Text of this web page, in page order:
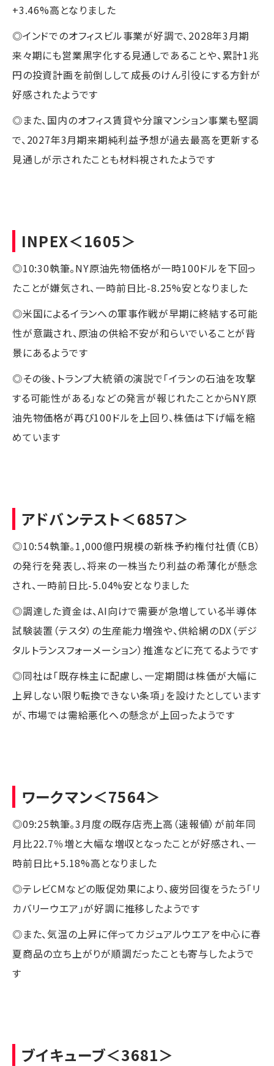
+3.46%高となりました
◎インドでのオフィスビル事業が好調で、2028年3月期
来々期にも営業黒字化する見通しであることや、累計1兆
円の投資計画を前倒しして成長のけん引役にする方針が
好感されたようです
◎また、国内のオフィス賃貸や分譲マンション事業も堅調
で、2027年3月期来期純利益予想が過去最高を更新する
見通しが示されたことも材料視されたようです
INPEX＜1605＞
◎10:30執筆。NY原油先物価格が一時100ドルを下回っ
たことが嫌気され、一時前日比-8.25%安となりました
◎米国によるイランへの軍事作戦が早期に終結する可能
性が意識され、原油の供給不安が和らいでいることが背
景にあるようです
◎その後、トランプ大統領の演説で「イランの石油を攻撃
する可能性がある」などの発言が報じれたことからNY原
油先物価格が再び100ドルを上回り、株価は下げ幅を縮
めています
アドバンテスト＜6857＞
◎10:54執筆。1,000億円規模の新株予約権付社債（CB）
の発行を発表し、将来の一株当たり利益の希薄化が懸念
され、一時前日比-5.04%安となりました
◎調達した資金は、AI向けで需要が急増している半導体
試験装置（テスタ）の生産能力増強や、供給網のDX（デジ
タルトランスフォーメーション）推進などに充てるようです
◎同社は「既存株主に配慮し、一定期間は株価が大幅に
上昇しない限り転換できない条項」を設けたとしています
が、市場では需給悪化への懸念が上回ったようです
ワークマン＜7564＞
◎09:25執筆。3月度の既存店売上高（速報値）が前年同
月比22.7％増と大幅な増収となったことが好感され、一
時前日比+5.18%高となりました
◎テレビCMなどの販促効果により、疲労回復をうたう「リ
カバリーウエア」が好調に推移したようです
◎また、気温の上昇に伴ってカジュアルウエアを中心に春
夏商品の立ち上がりが順調だったことも寄与したようで
す
ブイキューブ＜3681＞